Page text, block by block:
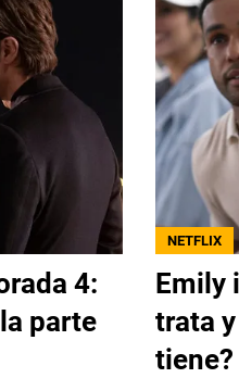
4:
parte
NETFLIX
Emily
trata
tiene?